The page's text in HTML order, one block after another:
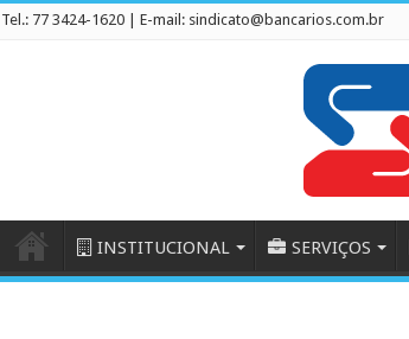
Tel.: 77 3424-1620 | E-mail: sindicato@bancarios.com.br
INSTITUCIONAL SERVIÇOS